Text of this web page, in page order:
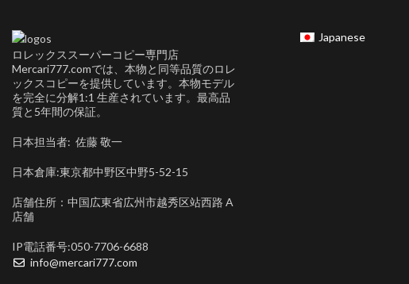
ロレックススーパーコピー専門店
Mercari777.comでは、本物と同等品質のロレ
ックスコピーを提供しています。本物モデル
を完全に分解1:1 生産されています。最高品
質と5年間の保証。
日本担当者: 佐藤 敬一
日本倉庫:東京都中野区中野5-52-15
店舗住所：中国広東省広州市越秀区站西路 A
店舗
IP電話番号:050-7706-6688
info@mercari777.com
Japanese